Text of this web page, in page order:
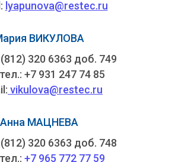
lyapunova@restec.ru
ВИКУЛОВА
320 6363 доб. 749
+7 931 247 74 85
vikulova@restec.ru
Анна МАЦНЕВА
320 6363 доб. 748
+7 965 772 77 59